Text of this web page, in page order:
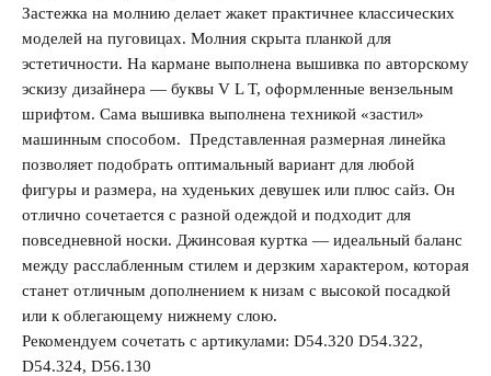
Забыли свой пароль?
Застежка на молнию делает жакет практичнее классических
моделей на пуговицах. Молния скрыта планкой для
эстетичности. На кармане выполнена вышивка по авторскому
эскизу дизайнера — буквы V L T, оформленные вензельным
шрифтом. Сама вышивка выполнена техникой «застил»
машинным способом. Представленная размерная линейка
позволяет подобрать оптимальный вариант для любой
фигуры и размера, на худеньких девушек или плюс сайз. Он
отлично сочетается с разной одеждой и подходит для
повседневной носки. Джинсовая куртка — идеальный баланс
между расслабленным стилем и дерзким характером, которая
станет отличным дополнением к низам с высокой посадкой
или к облегающему нижнему слою.
Рекомендуем сочетать с артикулами: D54.320 D54.322,
D54.324, D56.130